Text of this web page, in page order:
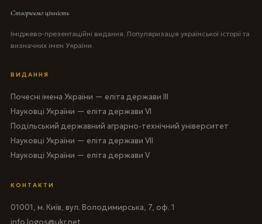
Створюємо цінність
Іміджево-презентаційні видання. Популяризація української історії та
визначних імен України.
ВИДАННЯ
Почесні імена України — еліта держави III
Науковці України — еліта держави VI
Подільський державний аграрно-технічний університет
Науковці України — еліта держави VII
Науковці України — еліта держави V
КОНТАКТИ
01001, м. Київ, вул. Володимирська, 7, оф. 1
info.logos@ukr.net